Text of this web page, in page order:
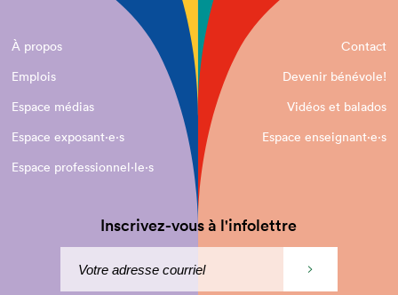
À propos
Contact
Emplois
Devenir bénévole!
Espace médias
Vidéos et balados
Espace exposant·e⋅s
Espace enseignant·e⋅s
Espace professionnel·le⋅s
Inscrivez-vous à l'infolettre